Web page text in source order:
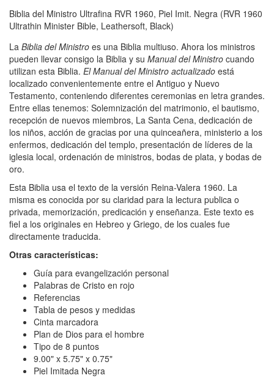
Biblia del Ministro Ultrafina RVR 1960, Piel Imit. Negra (RVR 1960
Ultrathin Minister Bible, Leathersoft, Black)
La Biblia del Ministro es una Biblia multiuso. Ahora los ministros
pueden llevar consigo la Biblia y su Manual del Ministro cuando
utilizan esta Biblia. El Manual del Ministro actualizado está
localizado convenientemente entre el Antiguo y Nuevo
Testamento, conteniendo diferentes ceremonias en letra grandes.
Entre ellas tenemos: Solemnización del matrimonio, el bautismo,
recepción de nuevos miembros, La Santa Cena, dedicación de
los niños, acción de gracias por una quinceañera, ministerio a los
enfermos, dedicación del templo, presentación de líderes de la
iglesia local, ordenación de ministros, bodas de plata, y bodas de
oro.
Esta Biblia usa el texto de la versión Reina-Valera 1960. La
misma es conocida por su claridad para la lectura publica o
privada, memorización, predicación y enseñanza. Este texto es
fiel a los originales en Hebreo y Griego, de los cuales fue
directamente traducida.
Otras características:
Guía para evangelización personal
Palabras de Cristo en rojo
Referencias
Tabla de pesos y medidas
Cinta marcadora
Plan de Dios para el hombre
Tipo de 8 puntos
9.00" x 5.75" x 0.75"
Piel Imitada Negra